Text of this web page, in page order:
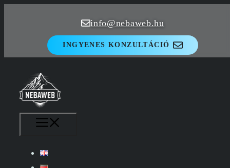
info@nebaweb.hu
INGYENES KONZULTÁCIÓ